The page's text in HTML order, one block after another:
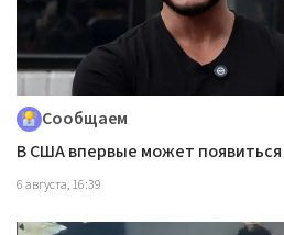
Сообщаем
В США впервые может
6 августа, 16:39